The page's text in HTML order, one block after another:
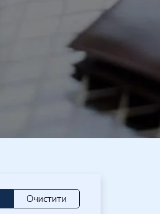
Очистити